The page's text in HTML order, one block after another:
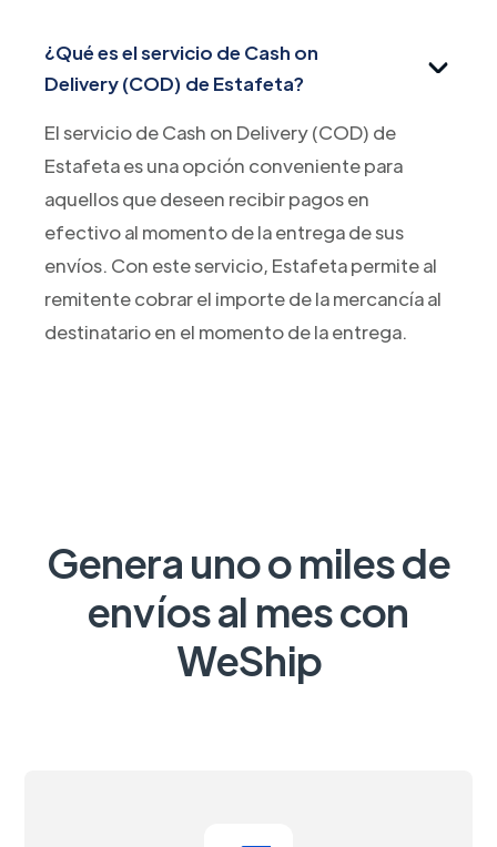
¿Qué es el servicio de Cash on
Delivery (COD) de Estafeta?
El servicio de Cash on Delivery (COD) de
Estafeta es una opción conveniente para
aquellos que deseen recibir pagos en
efectivo al momento de la entrega de sus
envíos. Con este servicio, Estafeta permite al
remitente cobrar el importe de la mercancía al
destinatario en el momento de la entrega.
Genera uno o miles de
envíos al mes con
WeShip